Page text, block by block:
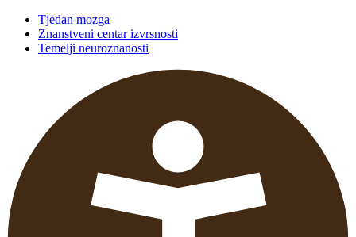
Tjedan mozga
Znanstveni centar izvrsnosti
Temelji neuroznanosti